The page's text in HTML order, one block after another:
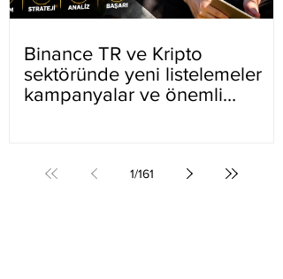
Binance TR ve Kripto
sektöründe yeni listelemeler
kampanyalar ve önemli
1/161